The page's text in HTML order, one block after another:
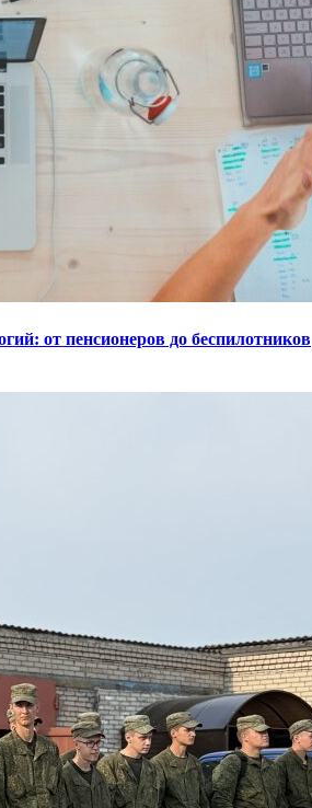
от пенсионеров до беспилотников